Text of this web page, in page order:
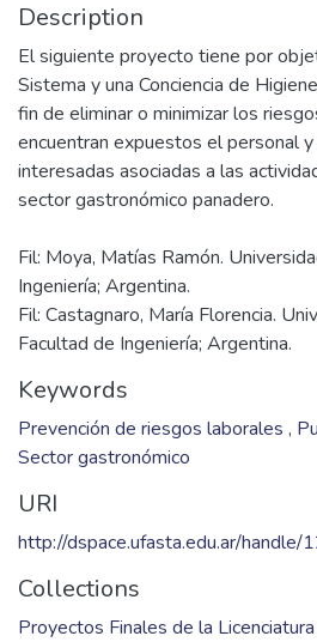
Description
El siguiente proyecto tiene por
Sistema y una Conciencia de
fin de eliminar o minimizar los
encuentran expuestos el personal
interesadas asociadas a las
Fil: Moya, Matías Ramón.
Ingeniería; Argentina.
Fil: Castagnaro, María Florencia.
Facultad de Ingeniería; Argentina.
Keywords
Prevención de riesgos laborales ,
Sector gastronómico
URI
http://dspace.ufasta.edu.ar/
Collections
Proyectos Finales de la